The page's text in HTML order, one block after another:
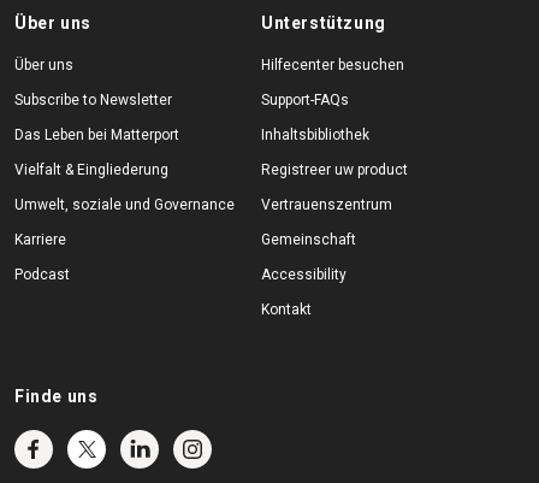
Über uns
Über uns
Subscribe to Newsletter
Das Leben bei Matterport
Vielfalt & Eingliederung
Umwelt, soziale und Governance
Karriere
Podcast
Unterstützung
Hilfecenter besuchen
Support-FAQs
Inhaltsbibliothek
Registreer uw product
Vertrauenszentrum
Gemeinschaft
Accessibility
Kontakt
Finde uns